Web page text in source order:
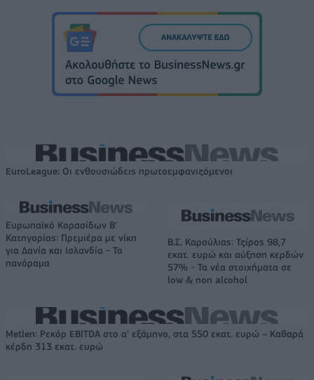
EuroLeague: Οι ενθουσιώδεις πρωτοεμφανιζόμενοι
Ευρωπαϊκό Κορασίδων Β'
Κατηγορίας: Πρεμιέρα με νίκη
για Δανία και Ισλανδία - Το
πανόραμα
Β.Σ. Καρούλιας: Τζίρος 98,7
εκατ. ευρώ και αύξηση κερδών
57% - Τα νέα στοιχήματα σε
low & non alcohol
Metlen: Ρεκόρ EBITDA στο α' εξάμηνο, στα 550 εκατ. ευρώ – Καθαρά
κέρδη 313 εκατ. ευρώ